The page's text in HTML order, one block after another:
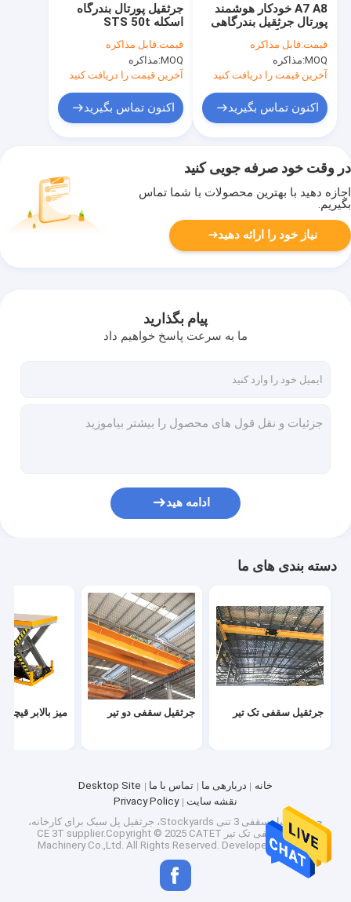
خانه
محصولات
جرثقیل پورتال بندرگاه
اسکله STS 50t
قیمت:قابل مذاکره
MOQ: مذاکره
آخرین قیمت را دریافت کنید
اکنون تماس بگیرید
A7 A8 خودکار هوشمند
پورتال جرثقیل بندرگاهی
دروازه ای ساحلی
قیمت:قابل مذاکره
MOQ: مذاکره
آخرین قیمت را دریافت کنید
اکنون تماس بگیرید
در وقت خود صرفه جویی کنید
اجازه دهید با بهترین محصولات با شما تماس
بگیریم.
نیاز خود را ارائه دهید
پیام بگذارید
ما به سرعت پاسخ خواهیم داد
ادامه هید
دسته بندی های ما
جرثقیل سقفی تک تیر جرثقیل سقفی دو تیر میز بالابر قیچی
خانه دربارهی ما تماس با ما
Desktop Site
نقشه سایت
Privacy Policy
چین جرثقیل سقفی 3 تنی Stockyards، جرثقیل پل سبک برای کارخانه،
جرثقیل سقفی تک تیر CE 3T supplier.Copyright © 2025 CATET
Machinery Co.,Ltd. All Rights Reserved. Developed byECER